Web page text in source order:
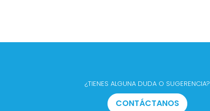
¿TIENES ALGUNA DUDA O SUGERENCIA?
CONTÁCTANOS